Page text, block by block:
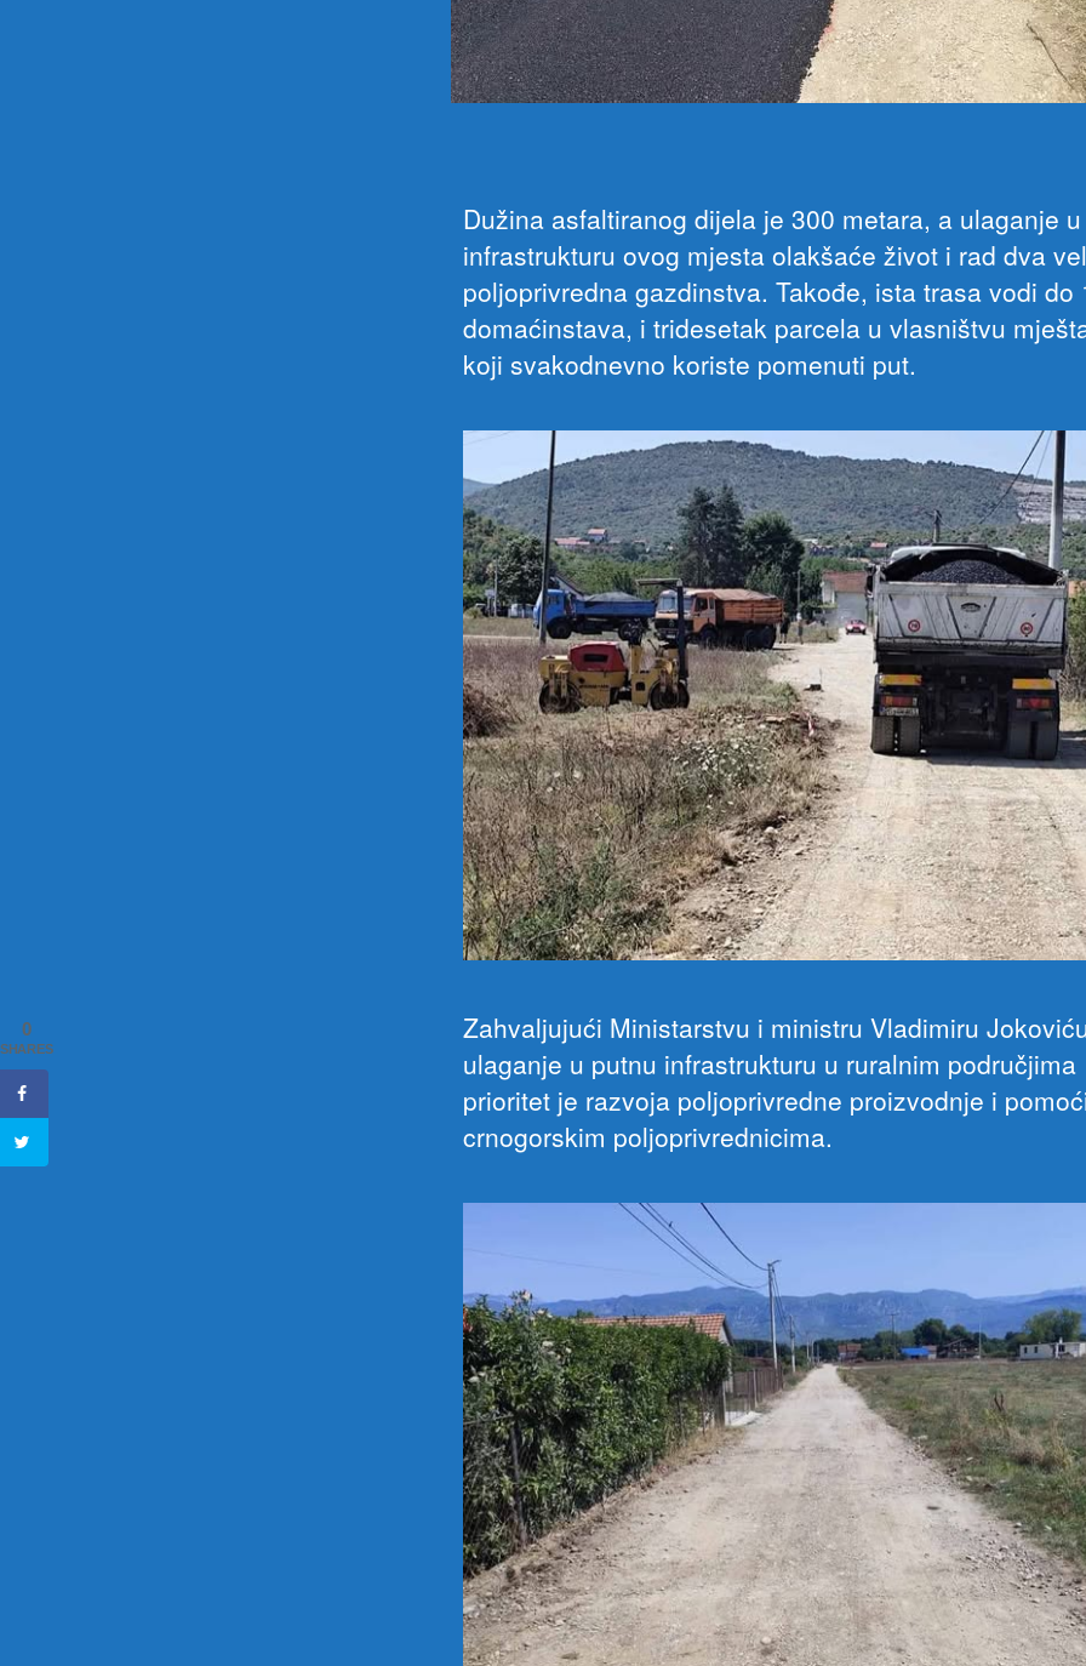
Dužina asfaltiranog dijela je 300 metara, a ulaganje
infrastrukturu ovog mjesta olakšaće život i rad dva
poljoprivredna gazdinstva. Takođe, ista trasa vodi do
domaćinstava, i tridesetak parcela u vlasništvu
koji svakodnevno koriste pomenuti put.
Zahvaljujući Ministarstvu i ministru Vladimiru
ulaganje u putnu infrastrukturu u ruralnim područjima
prioritet je razvoja poljoprivredne proizvodnje i
crnogorskim poljoprivrednicima.
0
SHARES